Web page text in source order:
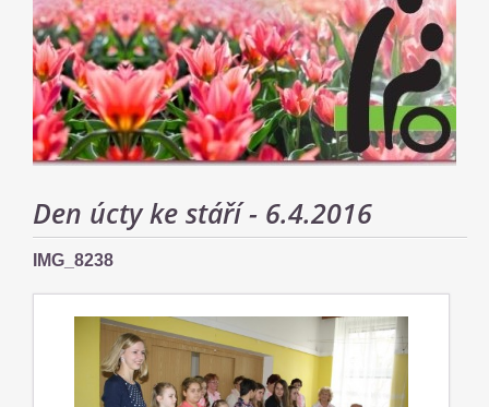
Den úcty ke stáří - 6.4.2016
IMG_8238